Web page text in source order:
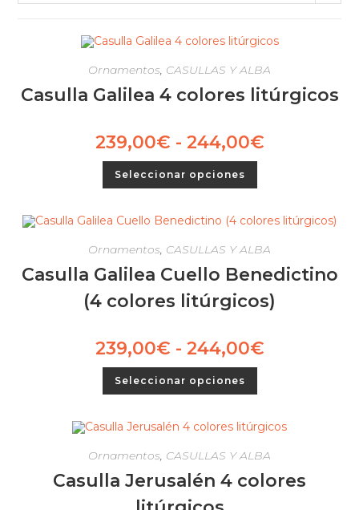
Ornamentos, CASULLAS Y ALBA
Casulla Galilea 4 colores litúrgicos
239,00€ - 244,00€
Seleccionar opciones
Ornamentos, CASULLAS Y ALBA
Casulla Galilea Cuello Benedictino
(4 colores litúrgicos)
239,00€ - 244,00€
Seleccionar opciones
Ornamentos, CASULLAS Y ALBA
Casulla Jerusalén 4 colores